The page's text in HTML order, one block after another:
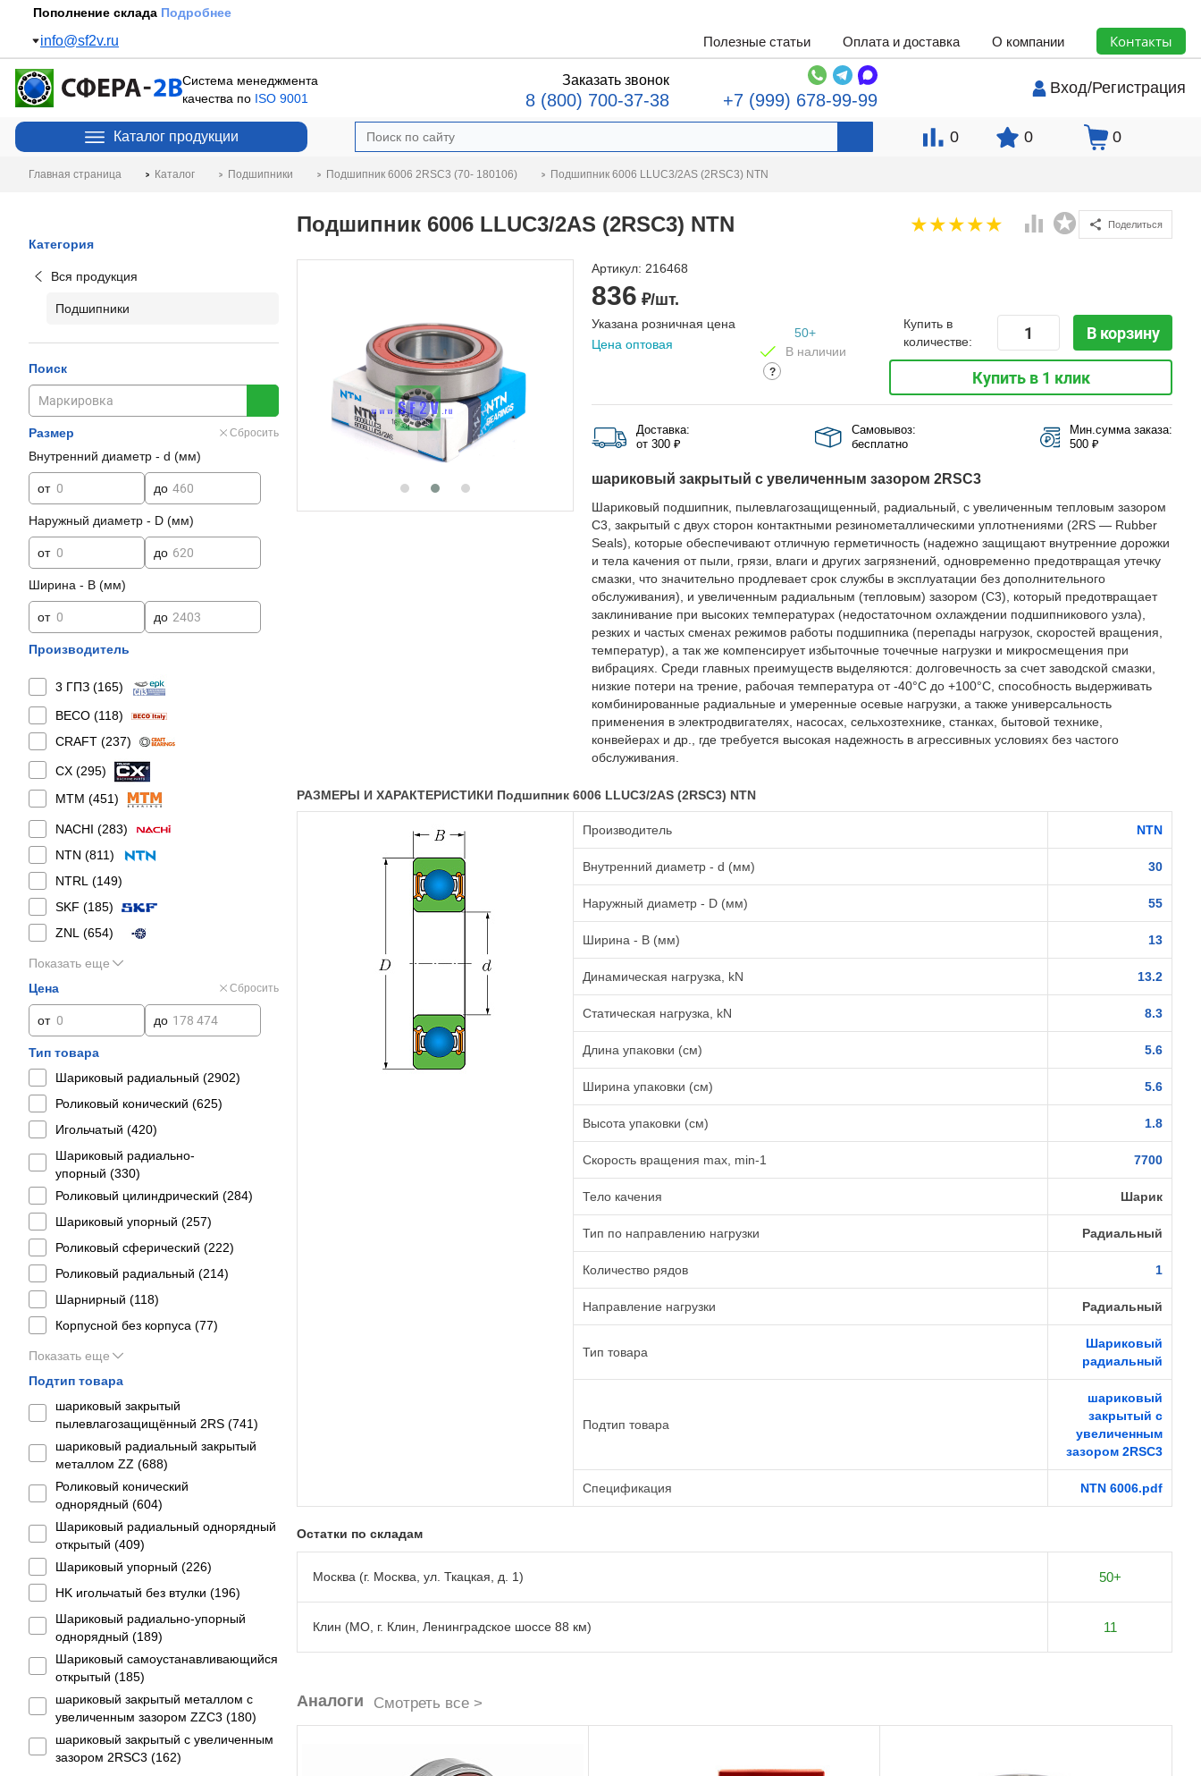
Пополнение склада Подробнее
info@sf2v.ru Полезные статьи Оплата и доставка О компании Контакты
Система менеджмента
качества по ISO 9001
Заказать звонок
8 (800) 700-37-38 +7 (999) 678-99-99
Вход/Регистрация
Каталог продукции 0 0 0
Главная страница Каталог Подшипники Подшипник 6006 2RSC3 (70- 180106) Подшипник 6006 LLUC3/2AS (2RSC3) NTN
Категория
Вся продукция
Подшипники
Поиск
Размер Сбросить
Внутренний диаметр - d (мм)
от до
Наружный диаметр - D (мм)
от до
Ширина - B (мм)
от до
Производитель
3 ГПЗ (165)
BECO (118)
CRAFT (237)
CX (295)
MTM (451)
NACHI (283)
NTN (811)
NTRL (149)
SKF (185)
ZNL (654)
Показать еще
Цена
Сбросить
от до
Тип товара
Шариковый радиальный (2902)
Роликовый конический (625)
Игольчатый (420)
Шариковый радиально-
упорный (330)
Роликовый цилиндрический (284)
Шариковый упорный (257)
Роликовый сферический (222)
Роликовый радиальный (214)
Шарнирный (118)
Корпусной без корпуса (77)
Показать еще
Подтип товара
шариковый закрытый
пылевлагозащищённый 2RS (741)
шариковый радиальный закрытый
металлом ZZ (688)
Роликовый конический
однорядный (604)
Шариковый радиальный однорядный
открытый (409)
Шариковый упорный (226)
HK игольчатый без втулки (196)
Шариковый радиально-упорный
однорядный (189)
Шариковый самоустанавливающийся
открытый (185)
шариковый закрытый металлом с
увеличенным зазором ZZC3 (180)
шариковый закрытый с увеличенным
зазором 2RSС3 (162)
Подшипник 6006 LLUC3/2AS (2RSC3) NTN Поделиться
Артикул: 216468
836 ₽/шт.
Указана розничная цена
Цена оптовая
50+
В наличии
?
Купить в
количестве:
В корзину
Купить в 1 клик
Доставка:
от 300 ₽
Самовывоз:
бесплатно
Мин.сумма заказа:
500 ₽
шариковый закрытый с увеличенным зазором 2RSС3
Шариковый подшипник, пылевлагозащищенный, радиальный, с увеличенным тепловым зазором
C3, закрытый с двух сторон контактными резинометаллическими уплотнениями (2RS — Rubber
Seals), которые обеспечивают отличную герметичность (надежно защищают внутренние дорожки
и тела качения от пыли, грязи, влаги и других загрязнений, одновременно предотвращая утечку
смазки, что значительно продлевает срок службы в эксплуатации без дополнительного
обслуживания), и увеличенным радиальным (тепловым) зазором (C3), который предотвращает
заклинивание при высоких температурах (недостаточном охлаждении подшипникового узла),
резких и частых сменах режимов работы подшипника (перепады нагрузок, скоростей вращения,
температур), а так же компенсирует избыточные точечные нагрузки и микросмещения при
вибрациях. Среди главных преимуществ выделяются: долговечность за счет заводской смазки,
низкие потери на трение, рабочая температура от -40°C до +100°C, способность выдерживать
комбинированные радиальные и умеренные осевые нагрузки, а также универсальность
применения в электродвигателях, насосах, сельхозтехнике, станках, бытовой технике,
конвейерах и др., где требуется высокая надежность в агрессивных условиях без частого
обслуживания.
РАЗМЕРЫ И ХАРАКТЕРИСТИКИ Подшипник 6006 LLUC3/2AS (2RSC3) NTN
Производитель NTN
Внутренний диаметр - d (мм) 30
Наружный диаметр - D (мм) 55
Ширина - B (мм) 13
Динамическая нагрузка, kN 13.2
Статическая нагрузка, kN 8.3
Длина упаковки (см) 5.6
Ширина упаковки (см) 5.6
Высота упаковки (см) 1.8
Cкорость вращения max, min-1 7700
Тело качения Шарик
Тип по направлению нагрузки Радиальный
Количество рядов 1
Направление нагрузки Радиальный
Тип товара
Шариковый
радиальный
Подтип товара
шариковый
закрытый с
увеличенным
зазором 2RSС3
Спецификация NTN 6006.pdf
Остатки по складам
Москва (г. Москва, ул. Ткацкая, д. 1) 50+
Клин (МО, г. Клин, Ленинградское шоссе 88 км) 11
Аналоги Смотреть все >